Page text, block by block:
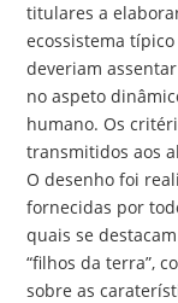
titulares a
ecossistema
deveriam
no aspeto
humano. Os
transmitidos aos
O desenho foi
fornecidas por
quais se
“filhos da terra”,
sobre as